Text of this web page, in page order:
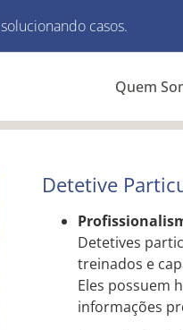
solucionando casos.
Quem
Detetive
Detetives
treinados e
Eles possuem
informações